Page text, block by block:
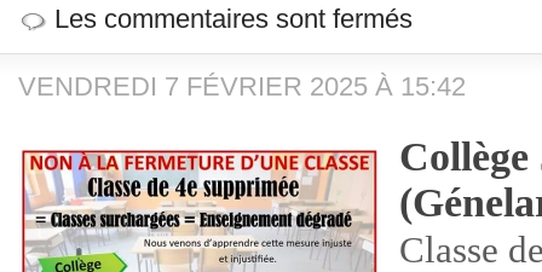
Les commentaires sont fermés
VENDREDI 7 FÉVRIER 2025 À 15:42
Classe